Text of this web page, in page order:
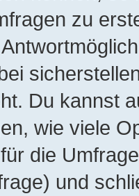
zu
Du kannst
wie viele
die
und